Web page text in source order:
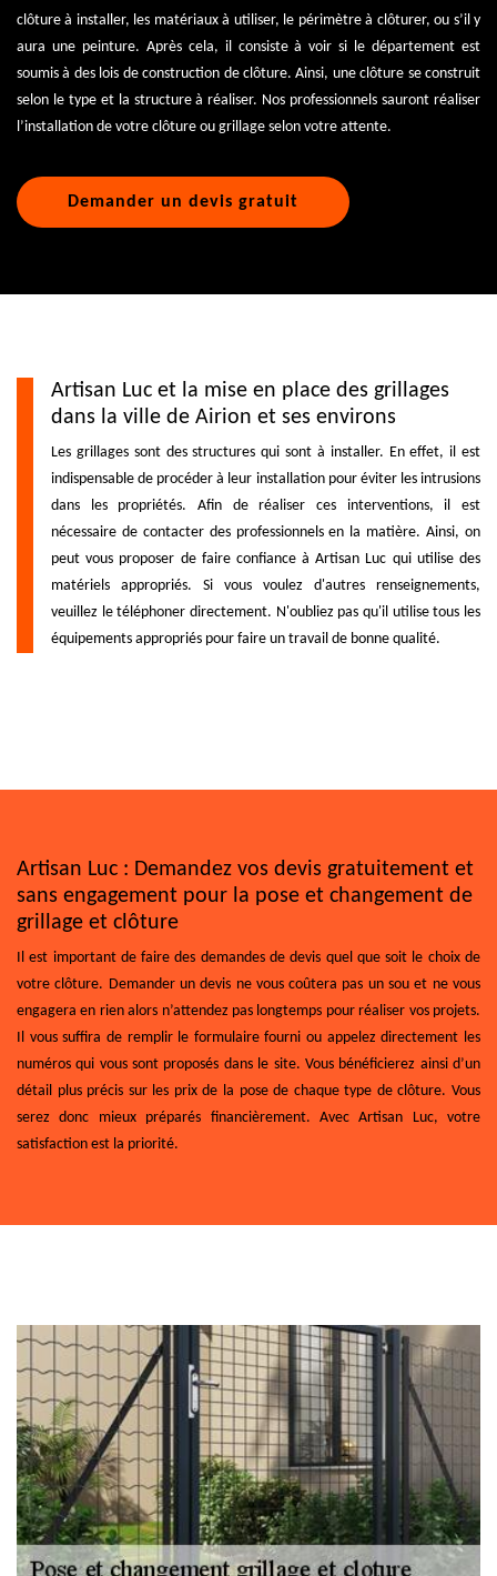
clôture à installer, les matériaux à utiliser, le périmètre à clôturer, ou s’il y
aura une peinture. Après cela, il consiste à voir si le département est
soumis à des lois de construction de clôture. Ainsi, une clôture se construit
selon le type et la structure à réaliser. Nos professionnels sauront réaliser
l’installation de votre clôture ou grillage selon votre attente.
Demander un devis gratuit
Artisan Luc et la mise en place des grillages
dans la ville de Airion et ses environs
Les grillages sont des structures qui sont à installer. En effet, il est
indispensable de procéder à leur installation pour éviter les intrusions
dans les propriétés. Afin de réaliser ces interventions, il est
nécessaire de contacter des professionnels en la matière. Ainsi, on
peut vous proposer de faire confiance à Artisan Luc qui utilise des
matériels appropriés. Si vous voulez d'autres renseignements,
veuillez le téléphoner directement. N'oubliez pas qu'il utilise tous les
équipements appropriés pour faire un travail de bonne qualité.
Artisan Luc : Demandez vos devis gratuitement et
sans engagement pour la pose et changement de
grillage et clôture
Il est important de faire des demandes de devis quel que soit le choix de
votre clôture. Demander un devis ne vous coûtera pas un sou et ne vous
engagera en rien alors n’attendez pas longtemps pour réaliser vos projets.
Il vous suffira de remplir le formulaire fourni ou appelez directement les
numéros qui vous sont proposés dans le site. Vous bénéficierez ainsi d’un
détail plus précis sur les prix de la pose de chaque type de clôture. Vous
serez donc mieux préparés financièrement. Avec Artisan Luc, votre
satisfaction est la priorité.